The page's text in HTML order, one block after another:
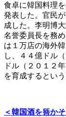
食卓に韓国料理
発表した。官民
成した。李明博
名誉委員長を務
は１万店の海外
し、４４億ドル
ドル（２０１２
を育成するという
＜韓国酒を뚐か